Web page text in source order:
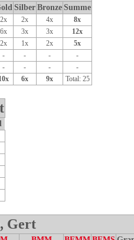
Silber Bronze Summe
2x 2x 4x
8x
6x 3x 3x
12x
2x 1x 2x
5x
- - -
-
- - -
-
6x 9x Total: 25
Gert